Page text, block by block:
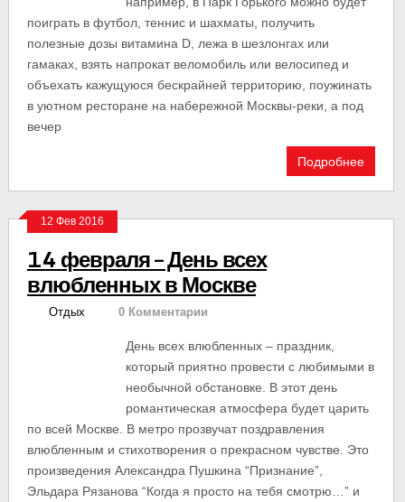
поиграть в футбол, теннис и шахматы, получить
полезные дозы витамина D, лежа в шезлонгах или
гамаках, взять напрокат веломобиль или велосипед и
объехать кажущуюся бескрайней территорию, поужинать
в уютном ресторане на набережной Москвы-реки, а под
вечер
Подробнее
12 Фев 2016
14 февраля – День всех
влюбленных в Москве
Отдых 0 Комментарии
День всех влюбленных – праздник,
который приятно провести с любимыми в
необычной обстановке. В этот день
романтическая атмосфера будет царить
по всей Москве. В метро прозвучат поздравления
влюбленным и стихотворения о прекрасном чувстве. Это
произведения Александра Пушкина “Признание”,
Эльдара Рязанова “Когда я просто на тебя смотрю…” и